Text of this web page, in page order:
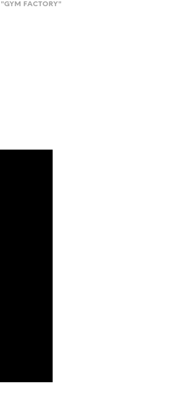
"GYM FACTORY"